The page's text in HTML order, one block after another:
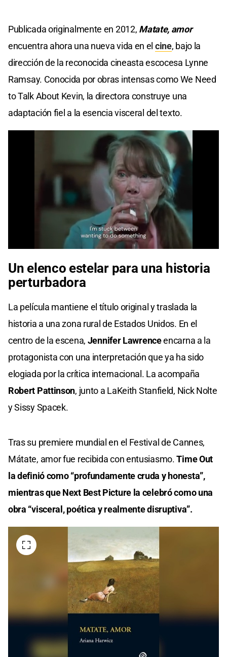
Publicada originalmente en 2012, Matate, amor
encuentra ahora una nueva vida en el cine, bajo la
dirección de la reconocida cineasta escocesa Lynne
Ramsay. Conocida por obras intensas como We Need
to Talk About Kevin, la directora construye una
adaptación fiel a la esencia visceral del texto.
Un elenco estelar para una historia
perturbadora
La película mantiene el título original y traslada la
historia a una zona rural de Estados Unidos. En el
centro de la escena, Jennifer Lawrenceencarna a la
protagonista con una interpretación que ya ha sido
elogiada por la crítica internacional. La acompaña
Robert Pattinson, junto a LaKeith Stanfield, Nick Nolte
y Sissy Spacek.
Tras su premiere mundial en el Festival de Cannes,
Mátate, amor fue recibida con entusiasmo.Time Out
la definió como “profundamente cruda y honesta”,
mientras que Next Best Picture la celebró como una
obra “visceral, poética y realmente disruptiva”.